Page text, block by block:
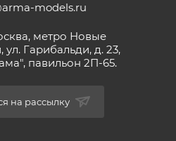
models.ru
метро Новые
Гарибальди, д. 23,
павильон 2П-65.
на рассылку